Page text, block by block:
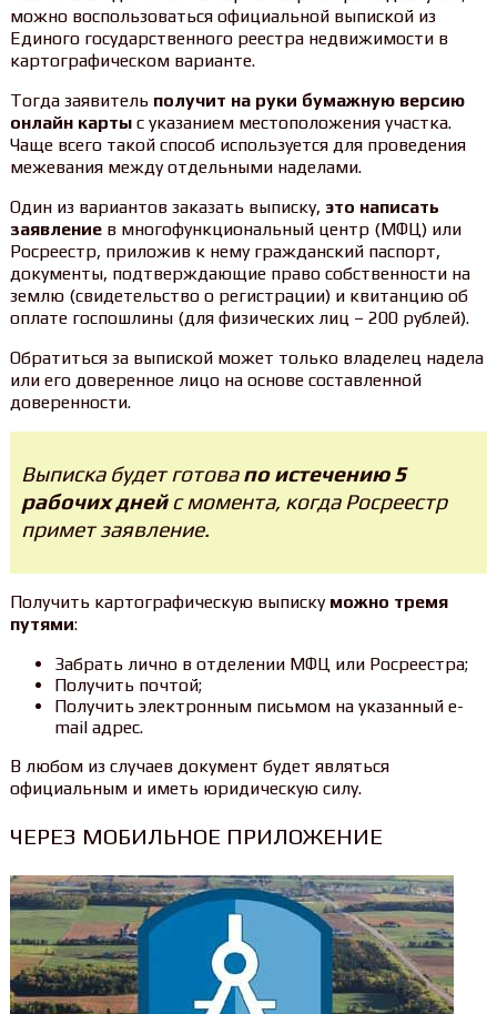
можно воспользоваться официальной выпиской из
Единого государственного реестра недвижимости в
картографическом варианте.
Тогда заявитель получит на руки бумажную версию
онлайн картыс указанием местоположения участка.
Чаще всего такой способ используется для проведения
межевания между отдельными наделами.
Один из вариантов заказать выписку, это написать
заявлениев многофункциональный центр (МФЦ) или
Росреестр, приложив к нему гражданский паспорт,
документы, подтверждающие право собственности на
землю (свидетельство о регистрации) и квитанцию об
оплате госпошлины (для физических лиц – 200 рублей).
Обратиться за выпиской может только владелец надела
или его доверенное лицо на основе составленной
доверенности.
Выписка будет готовапо истечению 5
рабочих днейс момента, когда Росреестр
примет заявление.
Получить картографическую выписку можно тремя
путями:
Забрать лично в отделении МФЦ или Росреестра;
Получить почтой;
Получить электронным письмом на указанный e-
mail адрес.
В любом из случаев документ будет являться
официальным и иметь юридическую силу.
ЧЕРЕЗ МОБИЛЬНОЕ ПРИЛОЖЕНИЕ